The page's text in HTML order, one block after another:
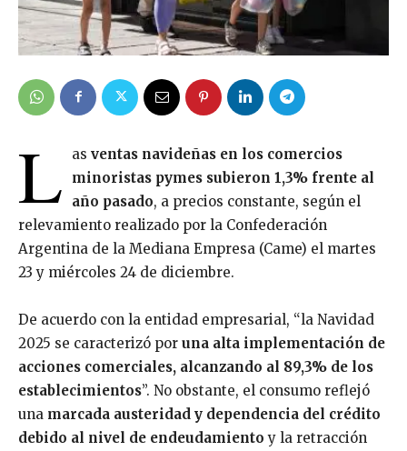
L as ventas navideñas en los comercios
minoristas pymes subieron 1,3% frente al
año pasado, a precios constante, según el
relevamiento realizado por la Confederación
Argentina de la Mediana Empresa (Came) el martes
23 y miércoles 24 de diciembre.
De acuerdo con la entidad empresarial, “la Navidad
2025 se caracterizó por una alta implementación de
acciones comerciales, alcanzando al 89,3% de los
establecimientos”. No obstante, el consumo reflejó
una marcada austeridad y dependencia del crédito
debido al nivel de endeudamiento y la retracción